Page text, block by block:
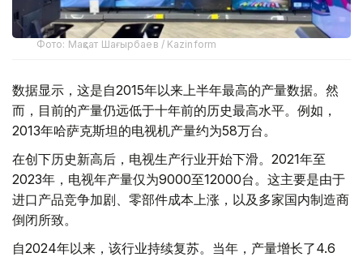
Фото: Мақсат Шағырбаев / Kazinform
数据显示，这是自2015年以来上半年最高的产量数据。然
而，目前的产量仍远低于十年前的历史最高水平。例如，
2013年哈萨克斯坦的电视机产量约为58万台。
在创下历史新高后，电视生产行业开始下滑。2021年至
2023年，电视年产量仅为9000至12000台。这主要是由于
进口产品竞争加剧、零部件成本上涨，以及多家国内制造商
倒闭所致。
自2024年以来，该行业持续复苏。当年，产量增长了4.6